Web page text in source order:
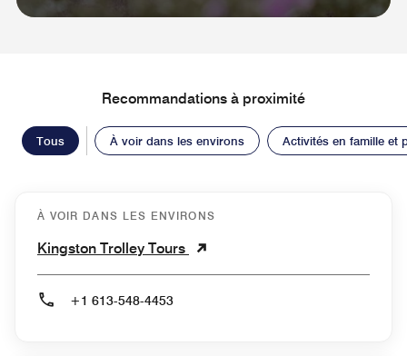
Recommandations à proximité
Tous À voir dans les environs Activités en famille et
À VOIR DANS LES ENVIRONS
Kingston Trolley Tours
+1 613-548-4453